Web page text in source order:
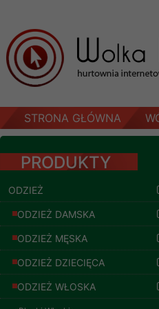
STRONA GŁÓWNA
PRODUKTY
ODZIEŻ
ODZIEŻ DAMSKA
ODZIEŻ MĘSKA
ODZIEŻ DZIECIĘCA
ODZIEŻ WŁOSKA